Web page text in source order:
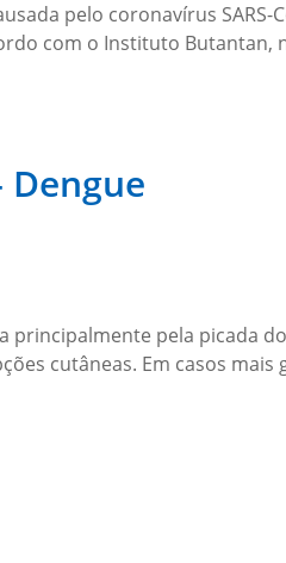
pelo coronavírus
com o Instituto
Dengue
principalmente pela picada
cutâneas. Em casos